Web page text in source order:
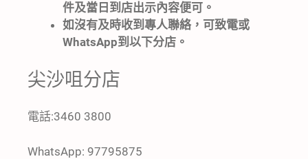
件及當日到店出示內容便可。
如沒有及時收到專人聯絡，可致電或
WhatsApp到以下分店。
尖沙咀分店
電話:3460 3800
WhatsApp: 97795875